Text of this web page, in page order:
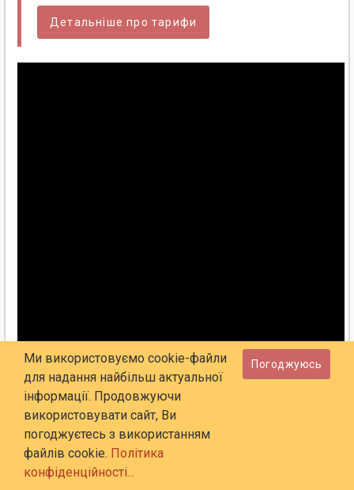
Детальніше про тарифи
Ми використовуємо cookie-файли
для надання найбільш актуальної
інформації. Продовжуючи
використовувати сайт, Ви
погоджуєтесь з використанням
файлів cookie. Політика
конфіденційності...
Погоджуюсь